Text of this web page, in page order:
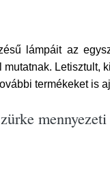
lámpáit az
Letisztult,
termékeket is